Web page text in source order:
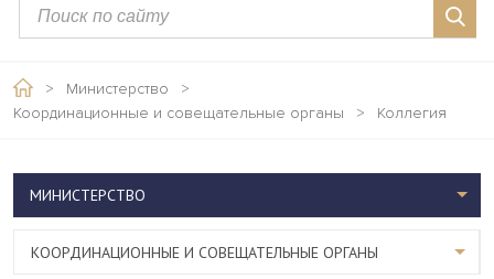
> Министерство
>
Координационные и совещательные органы
> Коллегия
МИНИСТЕРСТВО
КООРДИНАЦИОННЫЕ И СОВЕЩАТЕЛЬНЫЕ ОРГАНЫ